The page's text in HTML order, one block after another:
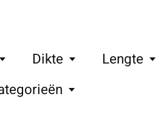
Dikte Lengte